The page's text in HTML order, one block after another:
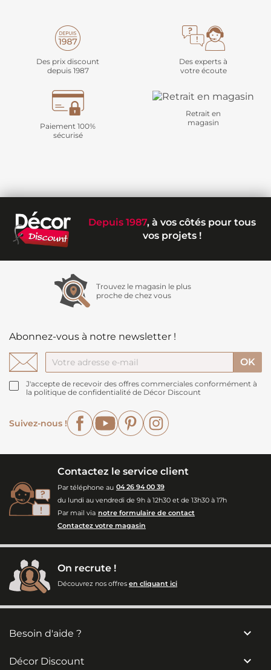
Des prix discount
depuis 1987
Des experts à
votre écoute
Paiement 100%
sécurisé
Retrait en
magasin
Depuis 1987, à vos côtés pour tous
vos projets !
Trouvez le magasin le plus
proche de chez vous
Abonnez-vous à notre newsletter !
J'accepte de recevoir des offres commerciales conformément à
la politique de confidentialité de Décor Discount
Suivez-nous !
FacebookYouTubePinterest
Contactez le service client
Par téléphone au 04 26 94 00 39
du lundi au vendredi de 9h à 12h30 et de 13h30 à 17h
Par mail via notre formulaire de contact
Contactez votre magasin
On recrute !
Découvrez nos offres en cliquant ici
Besoin d'aide ? 
Décor Discount 